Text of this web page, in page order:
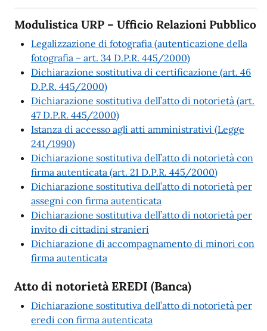
Modulistica URP – Ufficio Relazioni Pubblico
Legalizzazione di fotografia (autenticazione della
fotografia – art. 34 D.P.R. 445/2000)
Dichiarazione sostitutiva di certificazione (art. 46
D.P.R. 445/2000)
Dichiarazione sostitutiva dell’atto di notorietà (art.
47 D.P.R. 445/2000)
Istanza di accesso agli atti amministrativi (Legge
241/1990)
Dichiarazione sostitutiva dell’atto di notorietà con
firma autenticata (art. 21 D.P.R. 445/2000)
Dichiarazione sostitutiva dell’atto di notorietà per
assegni con firma autenticata
Dichiarazione sostitutiva dell’atto di notorietà per
invito di cittadini stranieri
Dichiarazione di accompagnamento di minori con
firma autenticata
Atto di notorietà EREDI (Banca)
Dichiarazione sostitutiva dell’atto di notorietà per
eredi con firma autenticata